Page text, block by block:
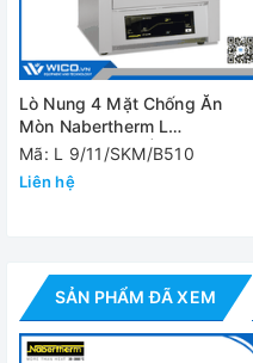
Nhiệt độ tối đa 1100 độ
Dung tích
buồng
1 Lít
Thời gian đạt
Tmax
10 phút
buồng WxDxH
(mm)
Lò Nung 4 Mặt Chống Ăn
Mòn Nabertherm L
9/11/SKM/B510 | Cửa Lật
Mã: L 9/11/SKM/B510
Liên hệ
SẢN PHẨM ĐÃ XEM